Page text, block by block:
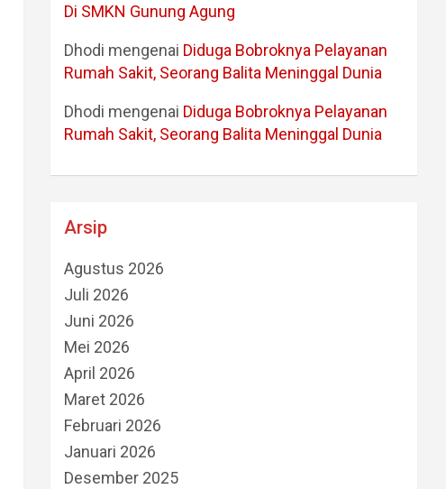
Di SMKN Gunung Agung
Dhodi mengenai Diduga Bobroknya Pelayanan
Rumah Sakit, Seorang Balita Meninggal Dunia
Dhodi mengenai Diduga Bobroknya Pelayanan
Rumah Sakit, Seorang Balita Meninggal Dunia
Arsip
Agustus 2026
Juli 2026
Juni 2026
Mei 2026
April 2026
Maret 2026
Februari 2026
Januari 2026
Desember 2025